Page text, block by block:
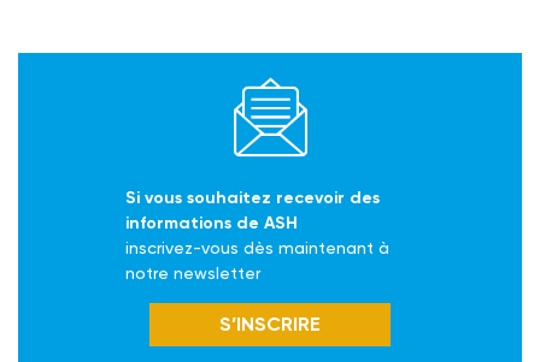
Si vous souhaitez recevoir des
informations de ASH
inscrivez-vous dès maintenant à
notre newsletter
S’INSCRIRE